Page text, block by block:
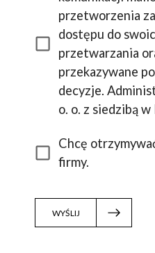
przetworzenia
dostępu do
przetwarzania
przekazywane
decyzje.
o. o. z siedzibą
Chcę
firmy.
WYŚLIJ